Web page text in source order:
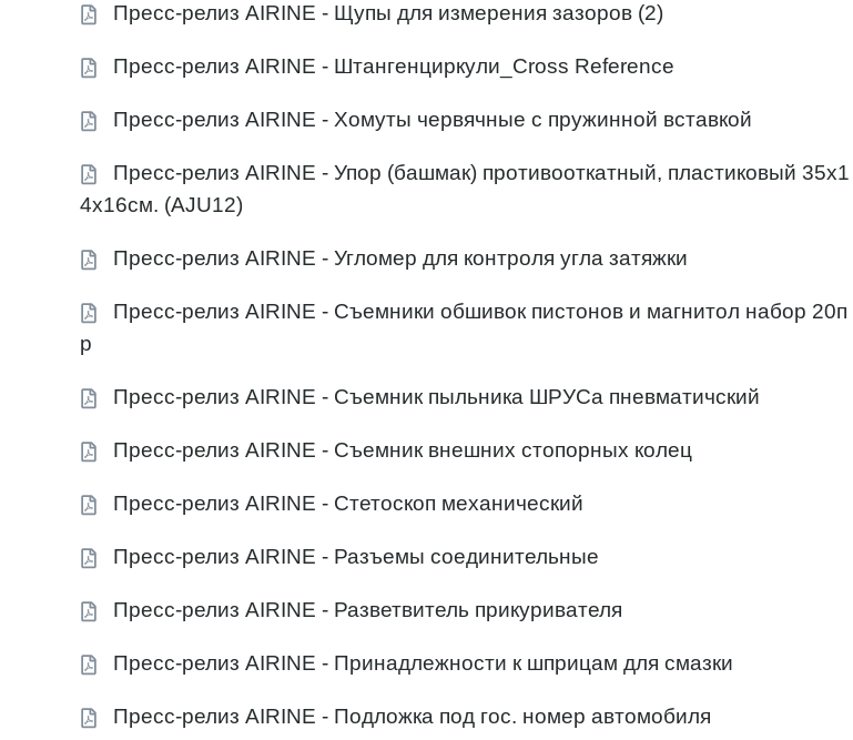
Пресс-релиз AIRINE - Щупы для измерения зазоров (2)
Пресс-релиз AIRINE - Штангенциркули_Cross Reference
Пресс-релиз AIRINE - Хомуты червячные с пружинной вставкой
Пресс-релиз AIRINE - Упор (башмак) противооткатный, пластиковый 35х1
4х16см. (AJU12)
Пресс-релиз AIRINE - Угломер для контроля угла затяжки
Пресс-релиз AIRINE - Съемники обшивок пистонов и магнитол набор 20п
р
Пресс-релиз AIRINE - Съемник пыльника ШРУСа пневматичский
Пресс-релиз AIRINE - Съемник внешних стопорных колец
Пресс-релиз AIRINE - Стетоскоп механический
Пресс-релиз AIRINE - Разъемы соединительные
Пресс-релиз AIRINE - Разветвитель прикуривателя
Пресс-релиз AIRINE - Принадлежности к шприцам для смазки
Пресс-релиз AIRINE - Подложка под гос. номер автомобиля